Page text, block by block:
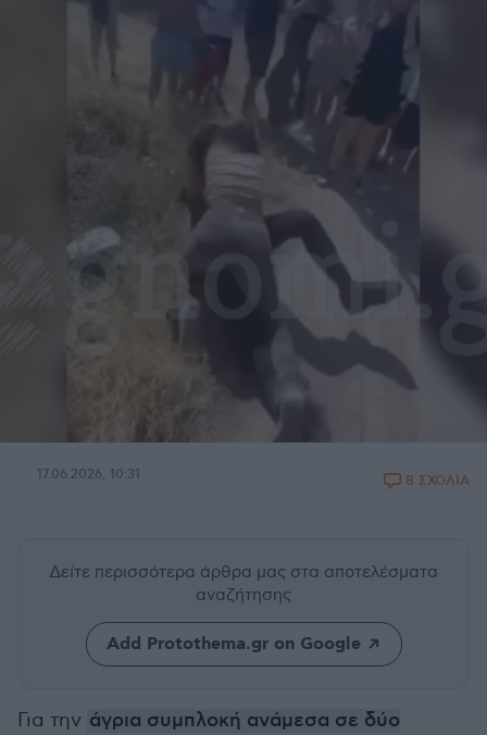
17.06.2026, 10:31 8 ΣΧΟΛΙΑ
Δείτε περισσότερα άρθρα μας στα αποτελέσματα
αναζήτησης
Add Protothema.gr on Google
Για την άγρια συμπλοκή ανάμεσα σε δύο